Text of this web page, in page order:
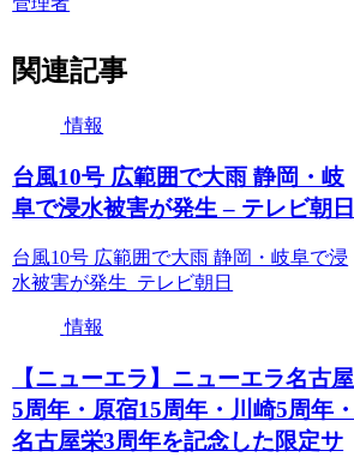
関連記事
情報
台風10号 広範囲で大雨 静岡・岐
阜で浸水被害が発生 – テレビ朝日
台風10号 広範囲で大雨 静岡・岐阜で浸
水被害が発生 テレビ朝日
情報
【ニューエラ】ニューエラ名古屋
5周年・原宿15周年・川崎5周年・
名古屋栄3周年を記念した限定サ